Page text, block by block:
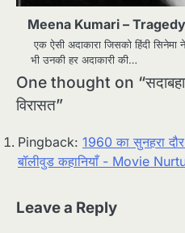
Meena Kumari –
एक ऐसी अदाकारा जिसको हिंदी सिनेमा
भी उनकी हर अदाकारी की…
One thought on “
विरासत”
Pingback: 1960 का सुनहरा
बॉलीवुड कहानियाँ - Movie
Leave a Reply